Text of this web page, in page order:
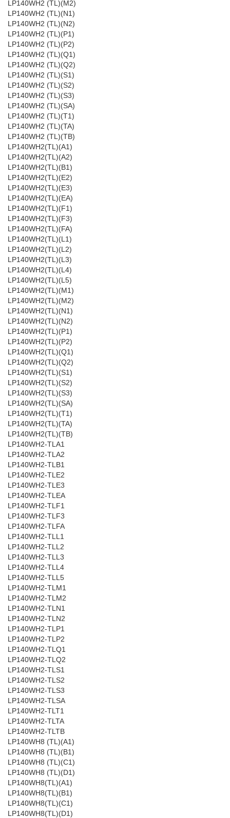
LP140WH2 (TL)(M2)
LP140WH2 (TL)(N1)
LP140WH2 (TL)(N2)
LP140WH2 (TL)(P1)
LP140WH2 (TL)(P2)
LP140WH2 (TL)(Q1)
LP140WH2 (TL)(Q2)
LP140WH2 (TL)(S1)
LP140WH2 (TL)(S2)
LP140WH2 (TL)(S3)
LP140WH2 (TL)(SA)
LP140WH2 (TL)(T1)
LP140WH2 (TL)(TA)
LP140WH2 (TL)(TB)
LP140WH2(TL)(A1)
LP140WH2(TL)(A2)
LP140WH2(TL)(B1)
LP140WH2(TL)(E2)
LP140WH2(TL)(E3)
LP140WH2(TL)(EA)
LP140WH2(TL)(F1)
LP140WH2(TL)(F3)
LP140WH2(TL)(FA)
LP140WH2(TL)(L1)
LP140WH2(TL)(L2)
LP140WH2(TL)(L3)
LP140WH2(TL)(L4)
LP140WH2(TL)(L5)
LP140WH2(TL)(M1)
LP140WH2(TL)(M2)
LP140WH2(TL)(N1)
LP140WH2(TL)(N2)
LP140WH2(TL)(P1)
LP140WH2(TL)(P2)
LP140WH2(TL)(Q1)
LP140WH2(TL)(Q2)
LP140WH2(TL)(S1)
LP140WH2(TL)(S2)
LP140WH2(TL)(S3)
LP140WH2(TL)(SA)
LP140WH2(TL)(T1)
LP140WH2(TL)(TA)
LP140WH2(TL)(TB)
LP140WH2-TLA1
LP140WH2-TLA2
LP140WH2-TLB1
LP140WH2-TLE2
LP140WH2-TLE3
LP140WH2-TLEA
LP140WH2-TLF1
LP140WH2-TLF3
LP140WH2-TLFA
LP140WH2-TLL1
LP140WH2-TLL2
LP140WH2-TLL3
LP140WH2-TLL4
LP140WH2-TLL5
LP140WH2-TLM1
LP140WH2-TLM2
LP140WH2-TLN1
LP140WH2-TLN2
LP140WH2-TLP1
LP140WH2-TLP2
LP140WH2-TLQ1
LP140WH2-TLQ2
LP140WH2-TLS1
LP140WH2-TLS2
LP140WH2-TLS3
LP140WH2-TLSA
LP140WH2-TLT1
LP140WH2-TLTA
LP140WH2-TLTB
LP140WH8 (TL)(A1)
LP140WH8 (TL)(B1)
LP140WH8 (TL)(C1)
LP140WH8 (TL)(D1)
LP140WH8(TL)(A1)
LP140WH8(TL)(B1)
LP140WH8(TL)(C1)
LP140WH8(TL)(D1)